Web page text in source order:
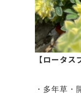
【ロータス
・多年草